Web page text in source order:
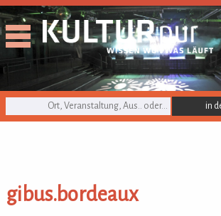
KULTURpur Suche
gibus.bordeaux